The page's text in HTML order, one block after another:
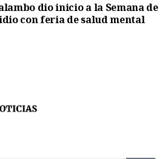
dio inicio a la Semana de
con feria de salud mental